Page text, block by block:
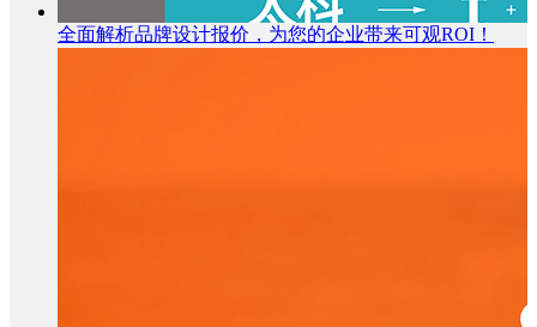
全面解析品牌设计报价，为您的企业带来可观ROI！